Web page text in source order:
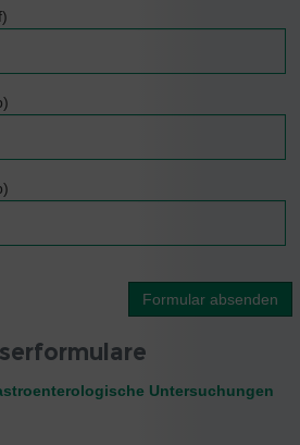
Formular absenden
Untersuchungen